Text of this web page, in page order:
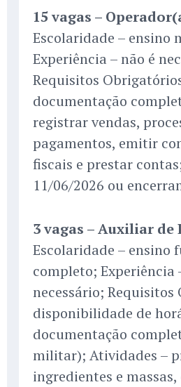
15 vagas –
Escolaridade – ensino
Experiência – não é
Requisitos
documentação
registrar vendas,
pagamentos, emitir
fiscais e prestar
11/06/2026 ou
3 vagas – Auxiliar de
Escolaridade – ensino
completo; Experiência
necessário;
disponibilidade de
documentação
militar); Atividades –
ingredientes e